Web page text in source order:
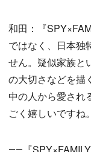
和田：『
ではなく、日本独
せん。疑似家族と
の大切さなどを描
中の人から愛され
ごく嬉しいですね。